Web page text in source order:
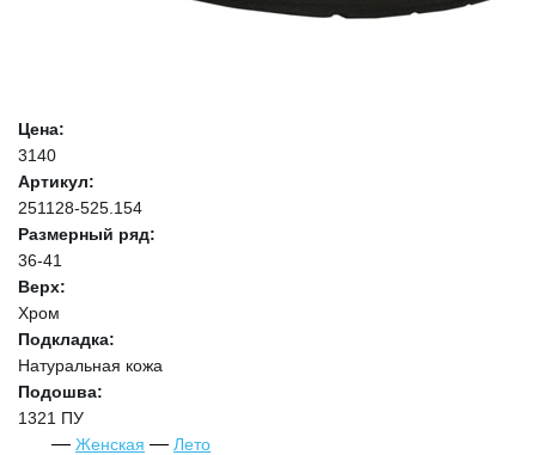
Цена:
3140
Артикул:
251128-525.154
Размерный ряд:
36-41
Верх:
Хром
Подкладка:
Натуральная кожа
Подошва:
1321 ПУ
Женская
Лето